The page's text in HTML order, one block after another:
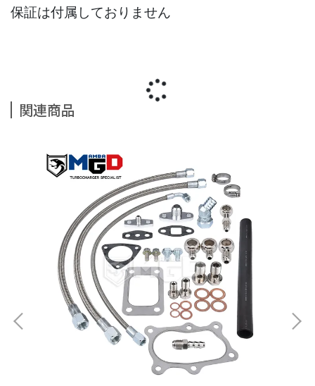
保証は付属しておりません
関連商品